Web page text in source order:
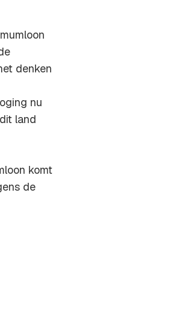
denken
nu
land
komt
de